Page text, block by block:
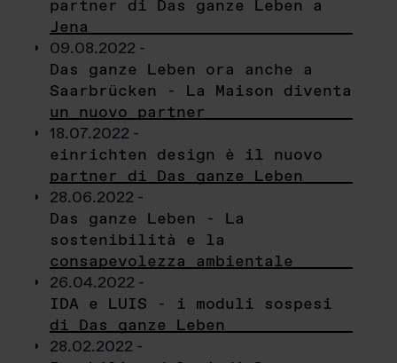
partner di Das ganze Leben a
Jena
09.08.2022 -
Das ganze Leben ora anche a
Saarbrücken - La Maison diventa
un nuovo partner
18.07.2022 -
einrichten design è il nuovo
partner di Das ganze Leben
28.06.2022 -
Das ganze Leben - La
sostenibilità e la
consapevolezza ambientale
26.04.2022 -
IDA e LUIS - i moduli sospesi
di Das ganze Leben
28.02.2022 -